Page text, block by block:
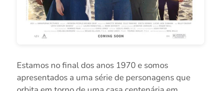
Estamos no final dos anos 1970 e somos
apresentados a uma série de personagens que